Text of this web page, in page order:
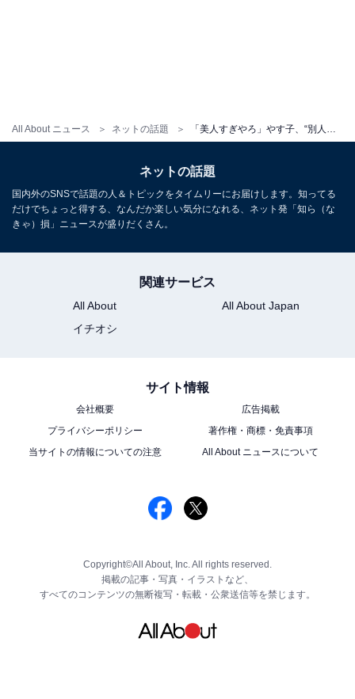
All About ニュース ネットの話題
ネットの話題
国内外のSNSで話題の人＆トピックをタイムリーにお届けします。知ってる
だけでちょっと得する、なんだか楽しい気分になれる、ネット発「知ら（な
きゃ）損」ニュースが盛りだくさん。
関連サービス
All About
All About Japan
イチオシ
サイト情報
会社概要
広告掲載
プライバシーポリシー
著作権・商標・免責事項
当サイトの情報についての注意
All About ニュースについて
Copyright©All About, Inc. All rights reserved.
掲載の記事・写真・イラストなど、
すべてのコンテンツの無断複写・転載・公衆送信等を禁じます。